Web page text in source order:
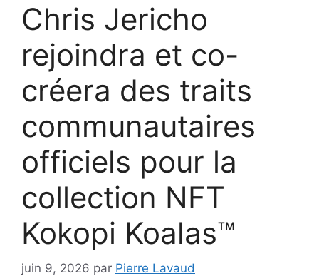
Chris Jericho
rejoindra et co-
créera des traits
communautaires
officiels pour la
collection NFT
Kokopi Koalas™
juin 9, 2026 par Pierre Lavaud